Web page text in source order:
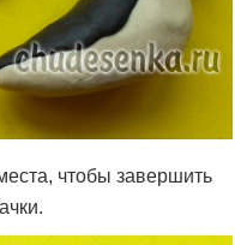
чтобы завершить